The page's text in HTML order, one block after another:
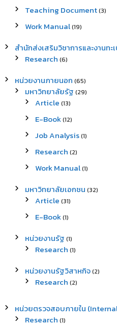
Teaching Document(3)
Work Manual(19)
สำนักส่งเสริมวิชาการและงานทะ
Research (6)
หน่วยงานภายนอก (65)
มหาวิทยาลัยรัฐ (29)
Article (13)
E-Book(12)
Job Analysis(1)
Research (2)
Work Manual(1)
มหาวิทยาลัยเอกชน (32)
Article (31)
E-Book(1)
หน่วยงานรัฐ (1)
Research (1)
หน่วยงานรัฐวิสาหกิจ(2)
Research (2)
หน่วยตรวจสอบภายใน
Research (1)